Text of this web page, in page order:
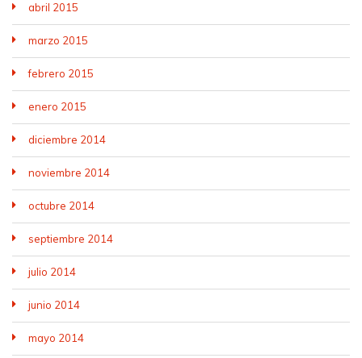
abril 2015
marzo 2015
febrero 2015
enero 2015
diciembre 2014
noviembre 2014
octubre 2014
septiembre 2014
julio 2014
junio 2014
mayo 2014